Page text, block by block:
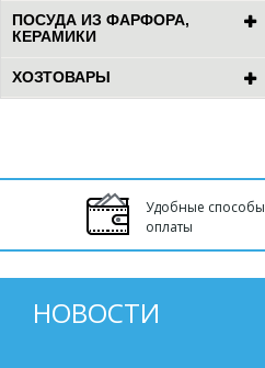
ПОСУДА ИЗ ФАРФОРА,
КЕРАМИКИ
ХОЗТОВАРЫ
Удобные способы
оплаты
НОВОСТИ